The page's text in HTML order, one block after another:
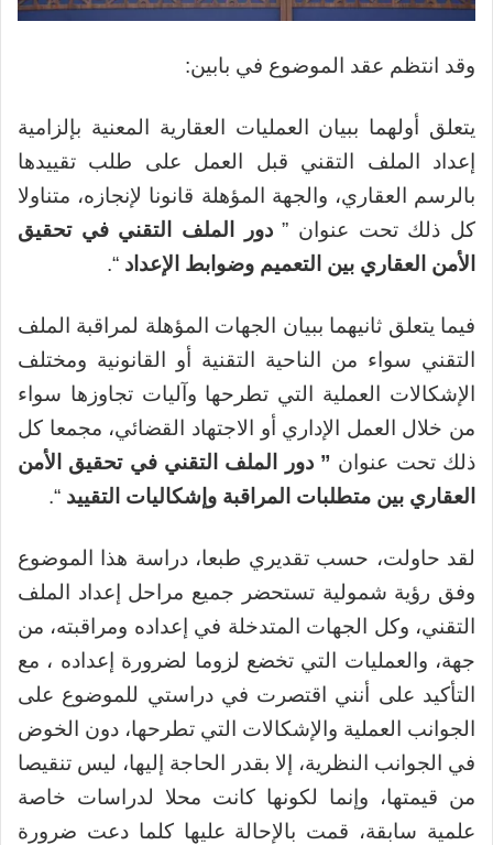
وقد انتظم عقد الموضوع في بابين:
يتعلق أولهما ببيان العمليات العقارية المعنية بإلزامية
إعداد الملف التقني قبل العمل على طلب تقييدها
بالرسم العقاري، والجهة المؤهلة قانونا لإنجازه، متناولا
كل ذلك تحت عنوان ”دور الملف التقني في تحقيق
الأمن العقاري بين التعميم وضوابط الإعداد “.
فيما يتعلق ثانيهما ببيان الجهات المؤهلة لمراقبة الملف
التقني سواء من الناحية التقنية أو القانونية ومختلف
الإشكالات العملية التي تطرحها وآليات تجاوزها سواء
من خلال العمل الإداري أو الاجتهاد القضائي، مجمعا كل
ذلك تحت عنوان ”دور الملف التقني في تحقيق الأمن
العقاري بين متطلبات المراقبة وإشكاليات التقييد “.
لقد حاولت، حسب تقديري طبعا، دراسة هذا الموضوع
وفق رؤية شمولية تستحضر جميع مراحل إعداد الملف
التقني، وكل الجهات المتدخلة في إعداده ومراقبته، من
جهة، والعمليات التي تخضع لزوما لضرورة إعداده ، مع
التأكيد على أنني اقتصرت في دراستي للموضوع على
الجوانب العملية والإشكالات التي تطرحها، دون الخوض
في الجوانب النظرية، إلا بقدر الحاجة إليها، ليس تنقيصا
من قيمتها، وإنما لكونها كانت محلا لدراسات خاصة
علمية سابقة، قمت بالإحالة عليها كلما دعت ضرورة